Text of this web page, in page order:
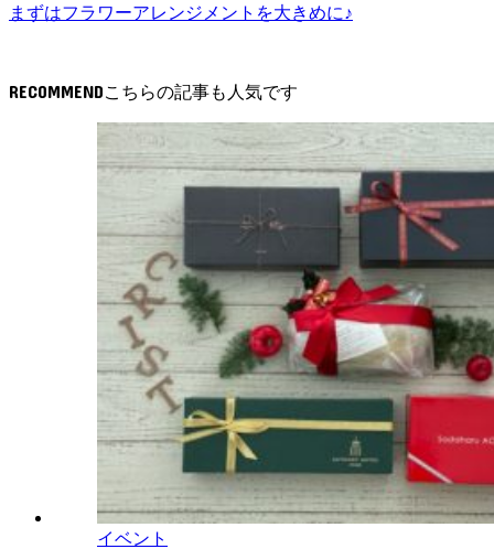
まずはフラワーアレンジメントを大きめに♪
RECOMMEND
イベント